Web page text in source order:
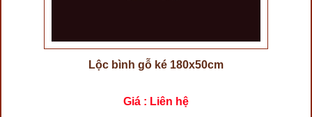
Lộc bình gỗ ké 180x50cm
Giá : Liên hệ